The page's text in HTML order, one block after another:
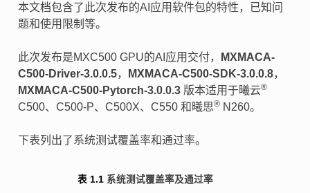
本文档包含了此次发布的AI应用软件包的特性，已知问
题和使用限制等。
此次发布是MXC500 GPU的AI应用交付，
MXMACA-
C500-Driver-3.0.0.5， MXMACA-C500-SDK-3.0.0.8，
MXMACA-C500-Pytorch-3.0.0.3版本适用于曦云®
C500、C500-P、C500X、C550 和曦思®N260。
下表列出了系统测试覆盖率和通过率。
表 1.1 系统测试覆盖率及通过率